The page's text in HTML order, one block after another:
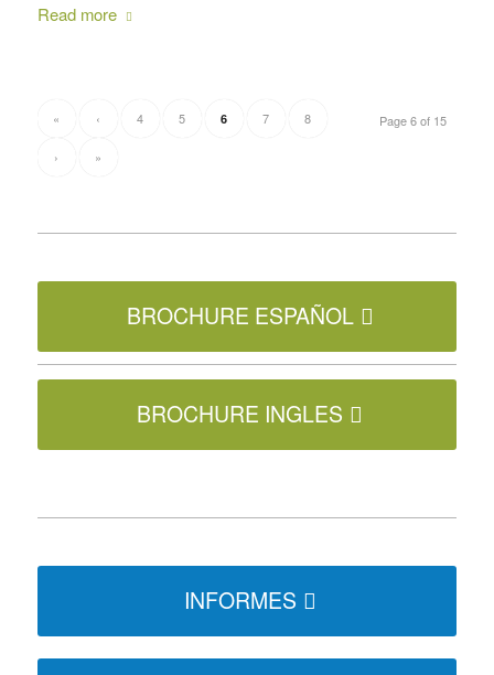
Read more
Page 6 of 15
« ‹ 4 5 6 7 8
› »
BROCHURE ESPAÑOL
BROCHURE INGLES
INFORMES